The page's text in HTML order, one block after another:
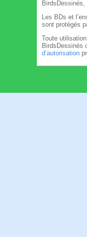
Les BDs et
sont protégés
Toute
BirdsDessinés
d’autorisation